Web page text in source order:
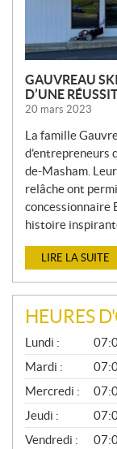
GAUVREAU
D’UNE
20 mars 2023
La famille
d’entrepreneurs
de-Masham.
relâche ont
concessionnaire
histoire
LIRE LA SUITE
HEURES
G
É
N
É
R
A
L
Lundi :
Mardi :
Mercredi :
Jeudi :
Vendredi :